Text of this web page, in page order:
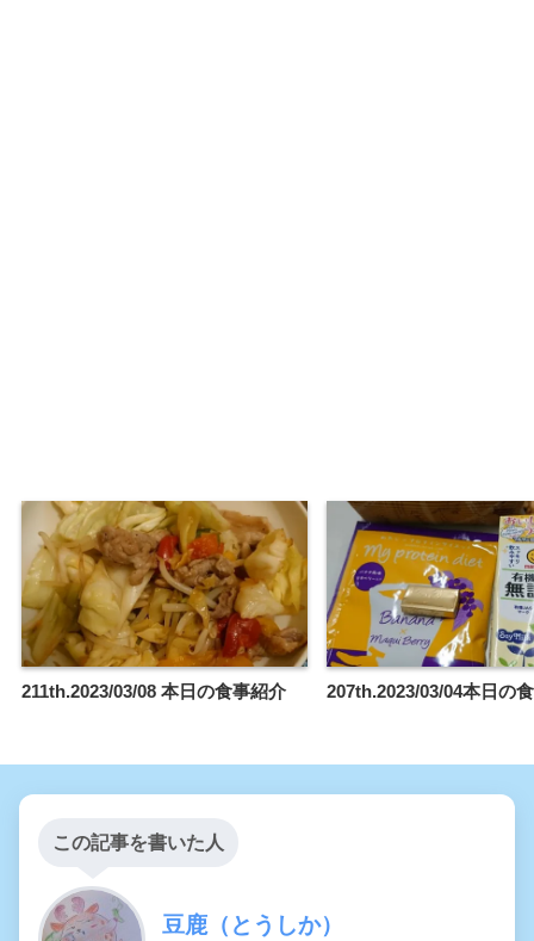
211th.2023/03/08 本日の食事紹介 207th.2023/03/04本日の
この記事を書いた人
豆鹿（とうしか）